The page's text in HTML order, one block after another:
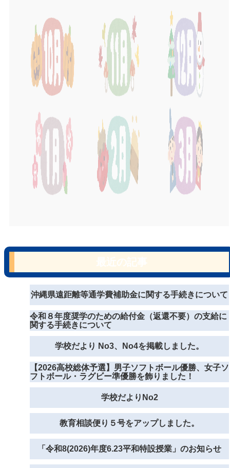
沖縄県遠距離等通学費補助金に関する手続きについて
令和８年度奨学のための給付金（返還不要）の支給に
関する手続きについて
学校だより No3、No4を掲載しました。
【2026高校総体予選】男子ソフトボール優勝、女子ソ
フトボール・ラグビー準優勝を飾りました！
学校だよりNo2
教育相談便り５号をアップしました。
「令和8(2026)年度6.23平和特設授業」のお知らせ